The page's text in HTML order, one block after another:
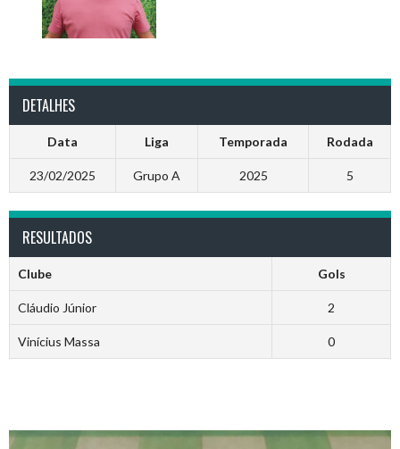
DETALHES
Data Liga Temporada Rodada
23/02/2025 Grupo A 2025 5
RESULTADOS
Clube Gols
Cláudio Júnior 2
Vinícius Massa 0